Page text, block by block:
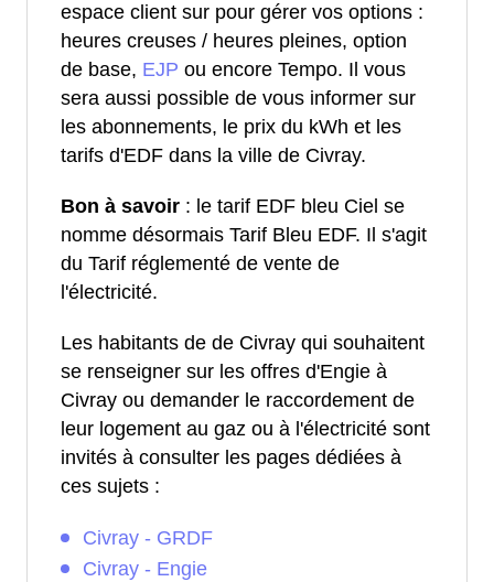
espace client sur pour gérer vos options :
heures creuses / heures pleines, option
de base, EJP ou encore Tempo. Il vous
sera aussi possible de vous informer sur
les abonnements, le prix du kWh et les
tarifs d'EDF dans la ville de Civray.
Bon à savoir : le tarif EDF bleu Ciel se
nomme désormais Tarif Bleu EDF. Il s'agit
du Tarif réglementé de vente de
l'électricité.
Les habitants de de Civray qui souhaitent
se renseigner sur les offres d'Engie à
Civray ou demander le raccordement de
leur logement au gaz ou à l'électricité sont
invités à consulter les pages dédiées à
ces sujets :
Civray - GRDF
Civray - Engie